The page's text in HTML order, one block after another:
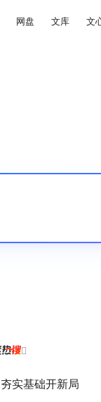
网盘 文库 文

夯实基础开新局